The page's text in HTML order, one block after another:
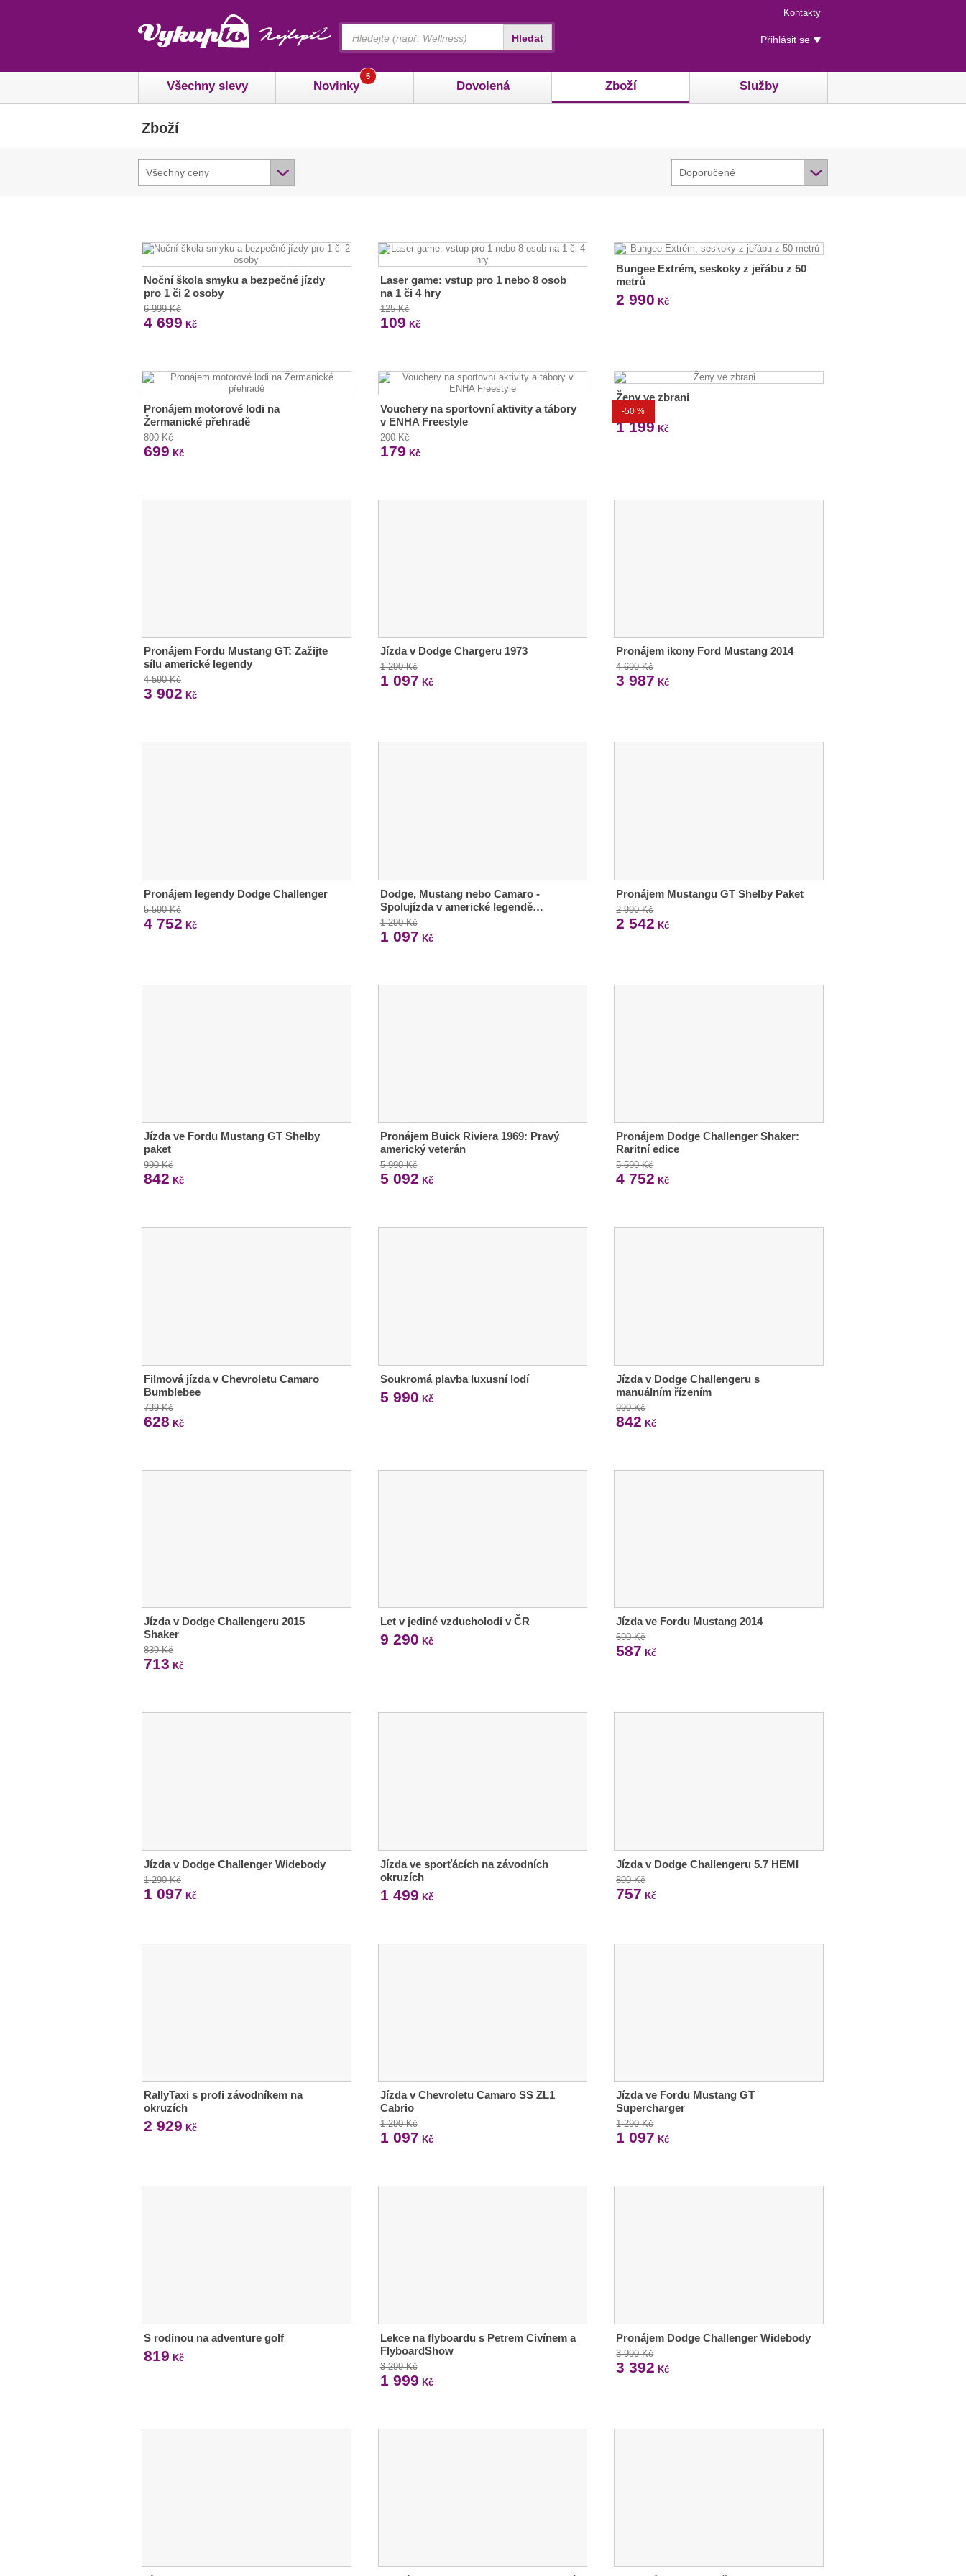
Menu
rychlého
přístupu
Kontakty
Uživatelské
menu
Přihlásit se
Všechny slevy Novinky
5
Dovolená Zboží Služby
Hledat
Zboží
Všechny ceny Doporučené
Noční škola smyku a bezpečné jízdy
pro 1 či 2 osoby
6 999 Kč
4 699 Kč
Laser game: vstup pro 1 nebo 8 osob
na 1 či 4 hry
125 Kč
109 Kč
Bungee Extrém, seskoky z jeřábu z 50
metrů
2 990 Kč
Pronájem motorové lodi na
Žermanické přehradě
800 Kč
699 Kč
Vouchery na sportovní aktivity a tábory
v ENHA Freestyle
200 Kč
179 Kč
-50 %
Ženy ve zbrani
2 399 Kč
1 199 Kč
Pronájem Fordu Mustang GT: Zažijte
sílu americké legendy
4 590 Kč
3 902 Kč
Jízda v Dodge Chargeru 1973
1 290 Kč
1 097 Kč
Pronájem ikony Ford Mustang 2014
4 690 Kč
3 987 Kč
Pronájem legendy Dodge Challenger
5 590 Kč
4 752 Kč
Dodge, Mustang nebo Camaro -
Spolujízda v americké legendě…
1 290 Kč
1 097 Kč
Pronájem Mustangu GT Shelby Paket
2 990 Kč
2 542 Kč
Jízda ve Fordu Mustang GT Shelby
paket
990 Kč
842 Kč
Pronájem Buick Riviera 1969: Pravý
americký veterán
5 990 Kč
5 092 Kč
Pronájem Dodge Challenger Shaker:
Raritní edice
5 590 Kč
4 752 Kč
Filmová jízda v Chevroletu Camaro
Bumblebee
739 Kč
628 Kč
Soukromá plavba luxusní lodí
5 990 Kč
Jízda v Dodge Challengeru s
manuálním řízením
990 Kč
842 Kč
Jízda v Dodge Challengeru 2015
Shaker
839 Kč
713 Kč
Let v jediné vzducholodi v ČR
9 290 Kč
Jízda ve Fordu Mustang 2014
690 Kč
587 Kč
Jízda v Dodge Challenger Widebody
1 290 Kč
1 097 Kč
Jízda ve sporťácích na závodních
okruzích
1 499 Kč
Jízda v Dodge Challengeru 5.7 HEMI
890 Kč
757 Kč
RallyTaxi s profi závodníkem na
okruzích
2 929 Kč
Jízda v Chevroletu Camaro SS ZL1
Cabrio
1 290 Kč
1 097 Kč
Jízda ve Fordu Mustang GT
Supercharger
1 290 Kč
1 097 Kč
S rodinou na adventure golf
819 Kč
Lekce na flyboardu s Petrem Civínem a
FlyboardShow
3 299 Kč
1 999 Kč
Pronájem Dodge Challenger Widebody
3 990 Kč
3 392 Kč